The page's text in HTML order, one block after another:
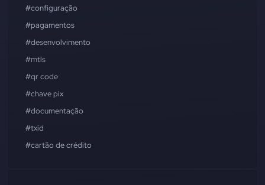
#configuração
#pagamentos
#desenvolvimento
#mtls
#qr code
#chave pix
#documentação
#txid
#cartão de crédito